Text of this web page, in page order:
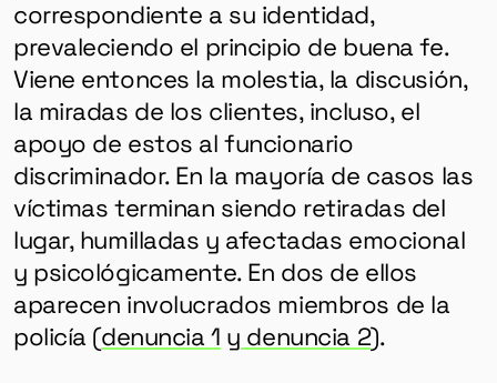
correspondiente a su identidad,
prevaleciendo el principio de buena fe.
Viene entonces la molestia, la discusión,
la miradas de los clientes, incluso, el
apoyo de estos al funcionario
discriminador. En la mayoría de casos las
víctimas terminan siendo retiradas del
lugar, humilladas y afectadas emocional
y psicológicamente. En dos de ellos
aparecen involucrados miembros de la
policía (denuncia 1 y denuncia 2).